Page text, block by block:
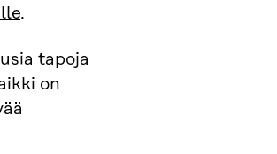
.
tapoja
on